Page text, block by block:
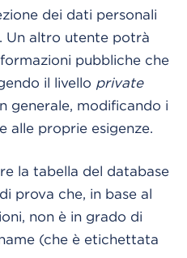
dei dati personali
Un altro utente potrà
pubbliche che
il livello private
generale, modificando i
alle proprie esigenze.
la tabella del database
prova che, in base al
non è in grado di
(che è etichettata